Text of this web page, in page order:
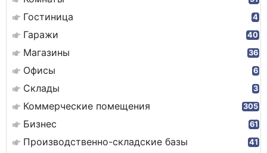
Гостиница 4
Гаражи 40
Магазины 36
Офисы 6
Склады 3
Коммерческие помещения 305
Бизнес 61
Производственно-складские базы 41